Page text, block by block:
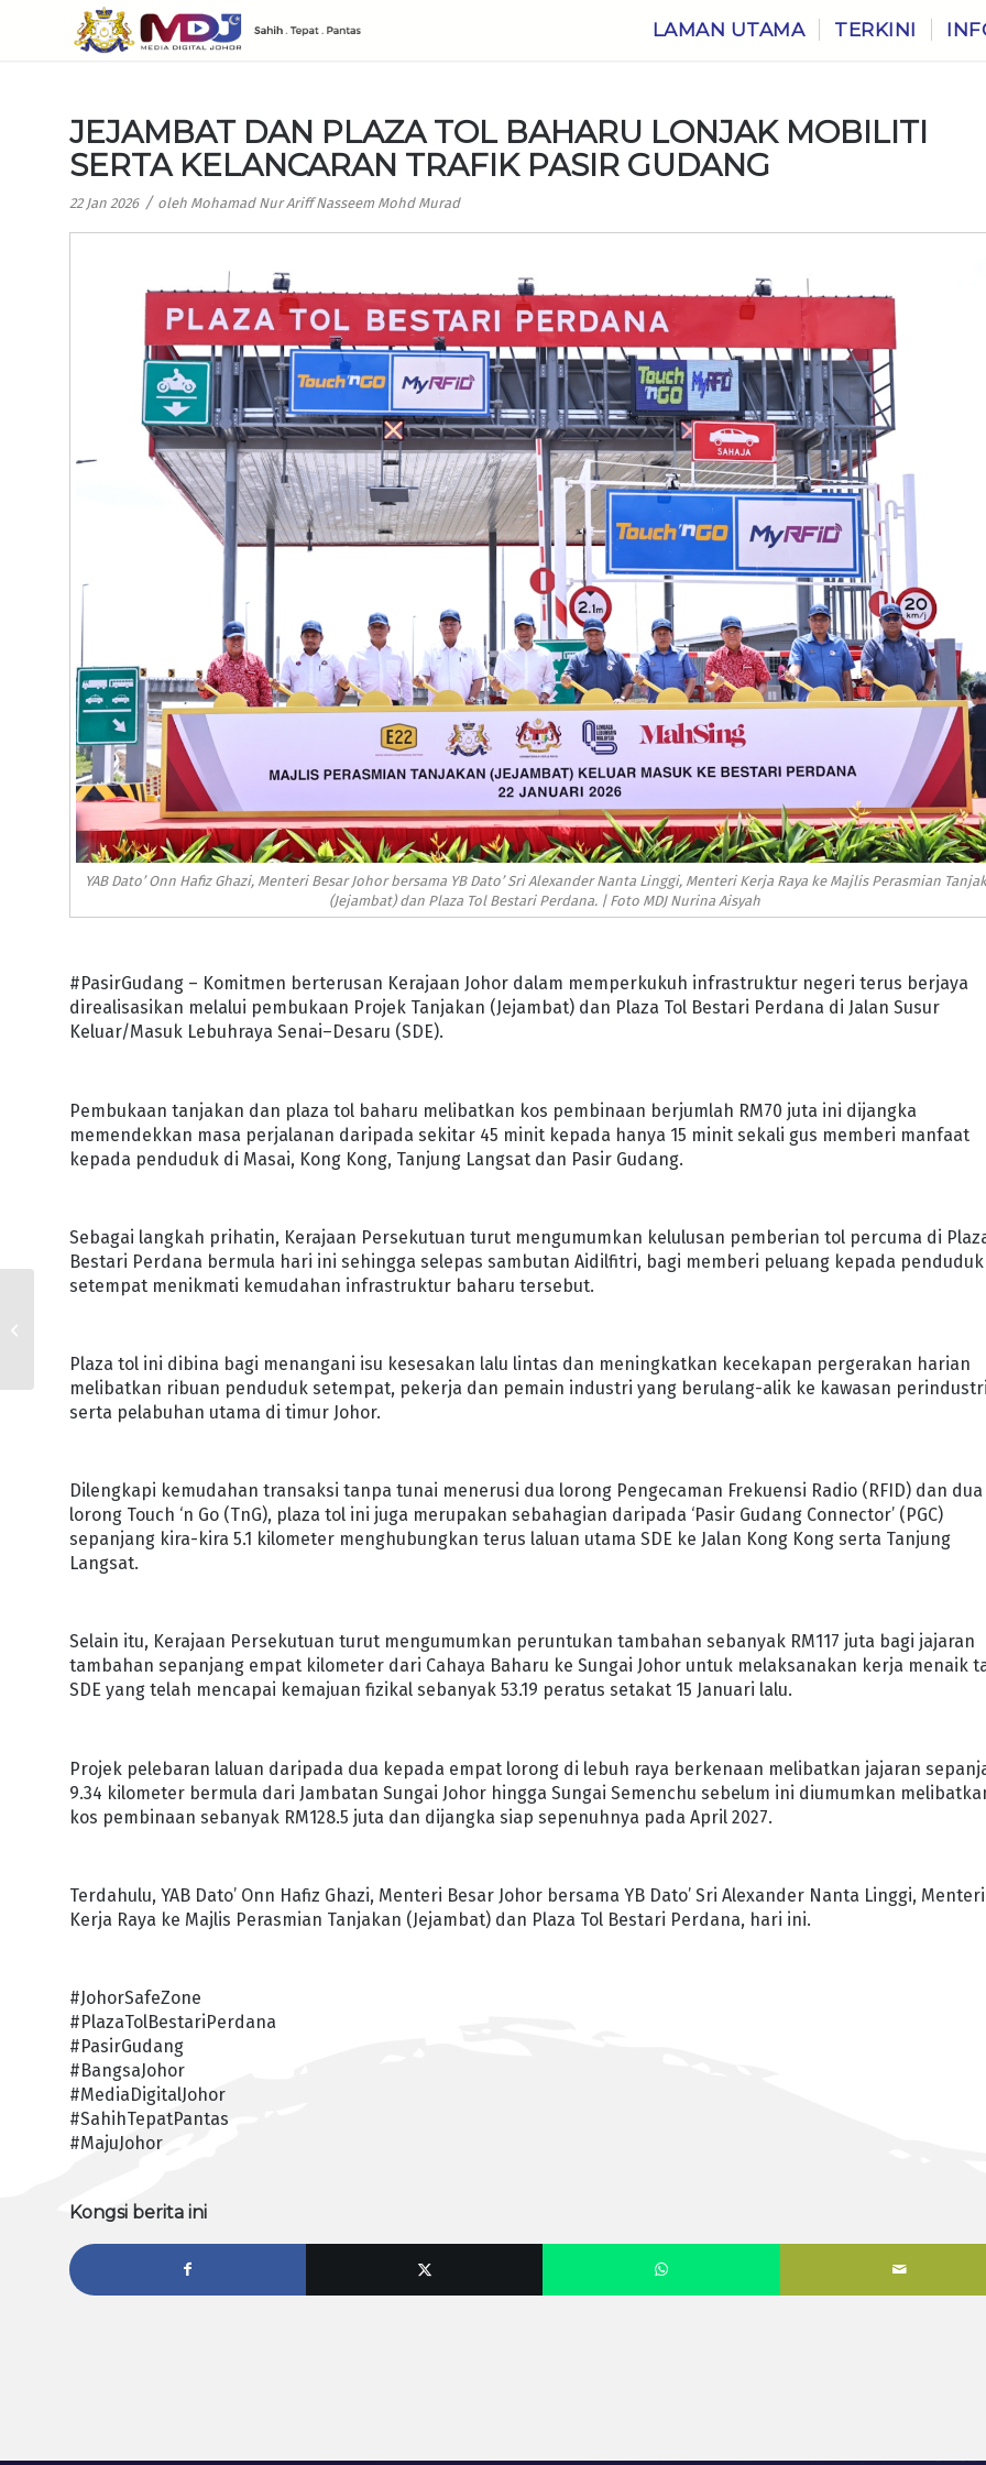
LAMAN UTAMA TERKINI
JEJAMBAT DAN PLAZA TOL BAHARU LONJAK MOBILITI
SERTA KELANCARAN TRAFIK PASIR GUDANG
22 Jan 2026 / oleh Mohamad Nur Ariff Nasseem Mohd Murad
YAB Dato’ Onn Hafiz Ghazi, Menteri Besar Johor bersama YB Dato’ Sri Alexander Nanta Linggi, Menteri Kerja Raya ke Majlis Perasmian
(Jejambat) dan Plaza Tol Bestari Perdana. | Foto MDJ Nurina Aisyah
#PasirGudang – Komitmen berterusan Kerajaan Johor dalam memperkukuh infrastruktur negeri terus berjaya
direalisasikan melalui pembukaan Projek Tanjakan (Jejambat) dan Plaza Tol Bestari Perdana di Jalan Susur
Keluar/Masuk Lebuhraya Senai–Desaru (SDE).
Pembukaan tanjakan dan plaza tol baharu melibatkan kos pembinaan berjumlah RM70 juta ini dijangka
memendekkan masa perjalanan daripada sekitar 45 minit kepada hanya 15 minit sekali gus memberi manfaat
kepada penduduk di Masai, Kong Kong, Tanjung Langsat dan Pasir Gudang.
Sebagai langkah prihatin, Kerajaan Persekutuan turut mengumumkan kelulusan pemberian tol percuma di
Bestari Perdana bermula hari ini sehingga selepas sambutan Aidilfitri, bagi memberi peluang kepada penduduk
setempat menikmati kemudahan infrastruktur baharu tersebut.
Plaza tol ini dibina bagi menangani isu kesesakan lalu lintas dan meningkatkan kecekapan pergerakan harian
melibatkan ribuan penduduk setempat, pekerja dan pemain industri yang berulang-alik ke kawasan
serta pelabuhan utama di timur Johor.
Dilengkapi kemudahan transaksi tanpa tunai menerusi dua lorong Pengecaman Frekuensi Radio (RFID) dan dua
lorong Touch ‘n Go (TnG), plaza tol ini juga merupakan sebahagian daripada ‘Pasir Gudang Connector’ (PGC)
sepanjang kira-kira 5.1 kilometer menghubungkan terus laluan utama SDE ke Jalan Kong Kong serta Tanjung
Langsat.
Selain itu, Kerajaan Persekutuan turut mengumumkan peruntukan tambahan sebanyak RM117 juta bagi jajaran
tambahan sepanjang empat kilometer dari Cahaya Baharu ke Sungai Johor untuk melaksanakan kerja menaik
SDE yang telah mencapai kemajuan fizikal sebanyak 53.19 peratus setakat 15 Januari lalu.
Projek pelebaran laluan daripada dua kepada empat lorong di lebuh raya berkenaan melibatkan jajaran
9.34 kilometer bermula dari Jambatan Sungai Johor hingga Sungai Semenchu sebelum ini diumumkan
kos pembinaan sebanyak RM128.5 juta dan dijangka siap sepenuhnya pada April 2027.
Terdahulu, YAB Dato’ Onn Hafiz Ghazi, Menteri Besar Johor bersama YB Dato’ Sri Alexander Nanta Linggi, Menteri
Kerja Raya ke Majlis Perasmian Tanjakan (Jejambat) dan Plaza Tol Bestari Perdana, hari ini.
#JohorSafeZone
#PlazaTolBestariPerdana
#PasirGudang
#BangsaJohor
#MediaDigitalJohor
#SahihTepatPantas
#MajuJohor
Kongsi berita ini
PELABURAN BROOKS
DESTINASI INDUSTRI
SEMIKONDUKTOR...